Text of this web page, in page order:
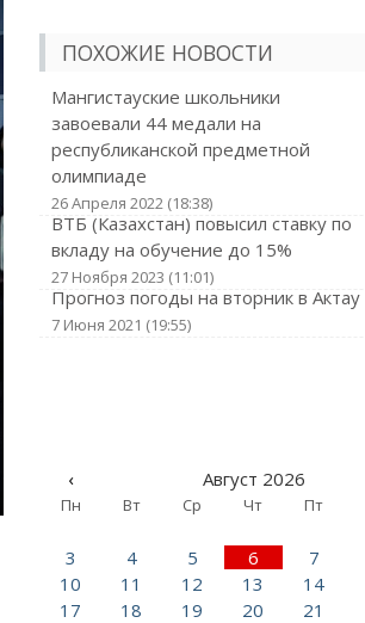
ПОХОЖИЕ НОВОСТИ
Мангистауские школьники
завоевали 44 медали на
республиканской предметной
олимпиаде
26 Апреля 2022 (18:38)
ВТБ (Казахстан) повысил ставку по
вкладу на обучение до 15%
27 Ноября 2023 (11:01)
Прогноз погоды на вторник в Актау
7 Июня 2021 (19:55)
‹ Август 2026
Пн Вт Ср Чт Пт
3
4 5 6 7
10
11 12 13 14
17
18 19 20 21